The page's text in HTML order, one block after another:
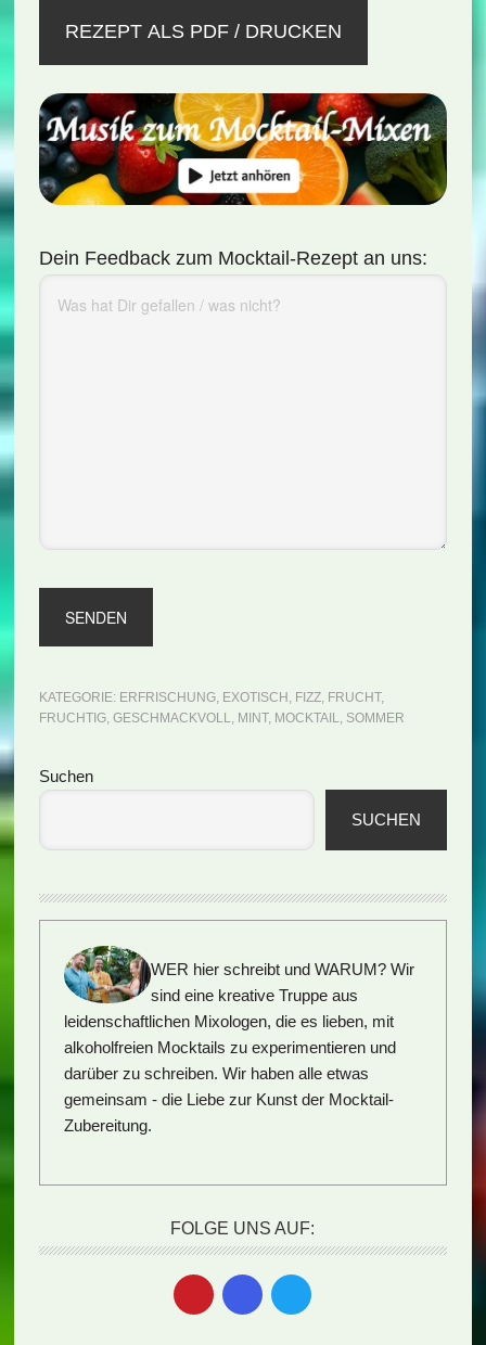
REZEPT ALS PDF / DRUCKEN
Dein Feedback zum Mocktail-Rezept an uns:
KATEGORIE: ERFRISCHUNG, EXOTISCH , FIZZ, FRUCHT,
FRUCHTIG, GESCHMACKVOLL, MINT, MOCKTAIL, SOMMER
Seitenspalte
Suchen
SUCHEN
WER hier schreibt und WARUM? Wir
sind eine kreative Truppe aus
leidenschaftlichen Mixologen, die es lieben, mit
alkoholfreien Mocktails zu experimentieren und
darüber zu schreiben. Wir haben alle etwas
gemeinsam - die Liebe zur Kunst der Mocktail-
Zubereitung.
FOLGE UNS AUF: